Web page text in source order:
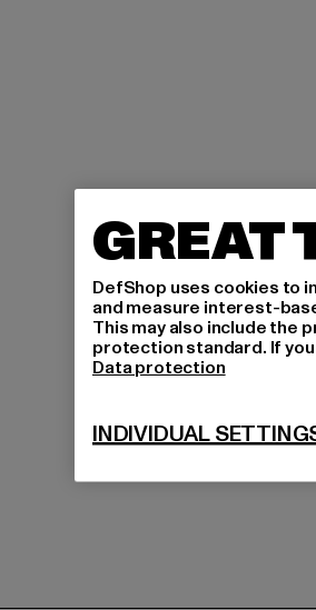
GREAT
DefShop uses cookies to
and measure interest-
This may also include the
protection standard. If
Data protection
INDIVIDUAL